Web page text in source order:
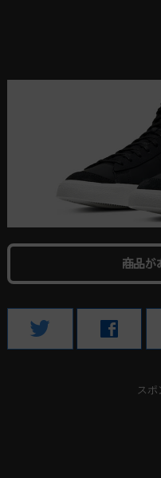
商品が
twitter facebook
スポ